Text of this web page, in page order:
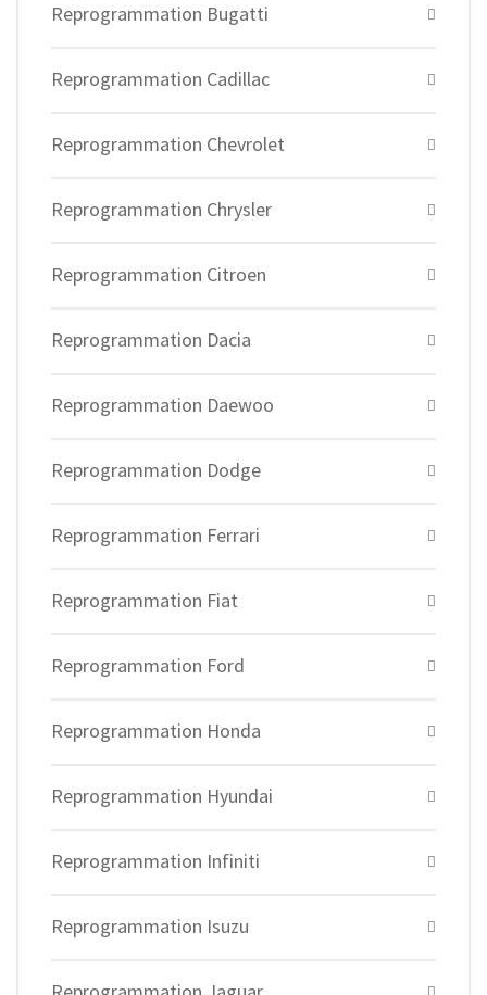
Reprogrammation Bugatti
Reprogrammation Cadillac
Reprogrammation Chevrolet
Reprogrammation Chrysler
Reprogrammation Citroen
Reprogrammation Dacia
Reprogrammation Daewoo
Reprogrammation Dodge
Reprogrammation Ferrari
Reprogrammation Fiat
Reprogrammation Ford
Reprogrammation Honda
Reprogrammation Hyundai
Reprogrammation Infiniti
Reprogrammation Isuzu